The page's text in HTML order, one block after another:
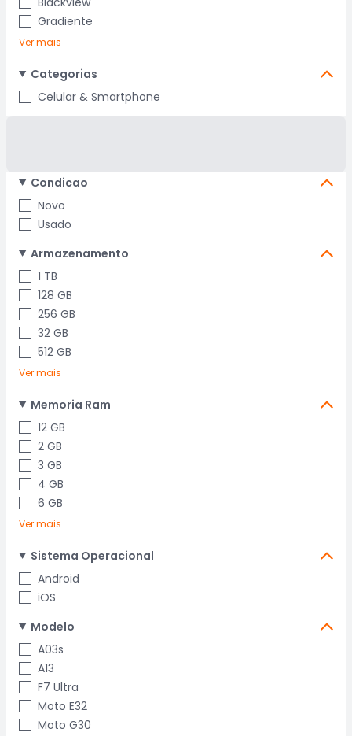
Gradiente
Ver mais
Categorias
Celular & Smartphone
Condicao
Novo
Usado
Armazenamento
1 TB
128 GB
256 GB
32 GB
512 GB
Ver mais
Memoria Ram
12 GB
2 GB
3 GB
4 GB
6 GB
Ver mais
Sistema Operacional
Android
iOS
Modelo
A03s
A13
F7 Ultra
Moto E32
Moto G30